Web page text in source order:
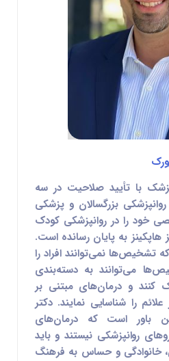
با تأیید صلاحیت در سه
بزرگسالان و پزشکی
خود را در روانپزشکی کودک
هاپکینز به پایان رسانده است.
نمی‌توانند افراد را
می‌توانند به دسته‌بندی
کنند و درمان‌های مبتنی بر
را شناسایی نمایند. دکتر
باور است که درمان‌های
روانپزشکی نیستند و باید
خانوادگی و حساس به فرهنگ